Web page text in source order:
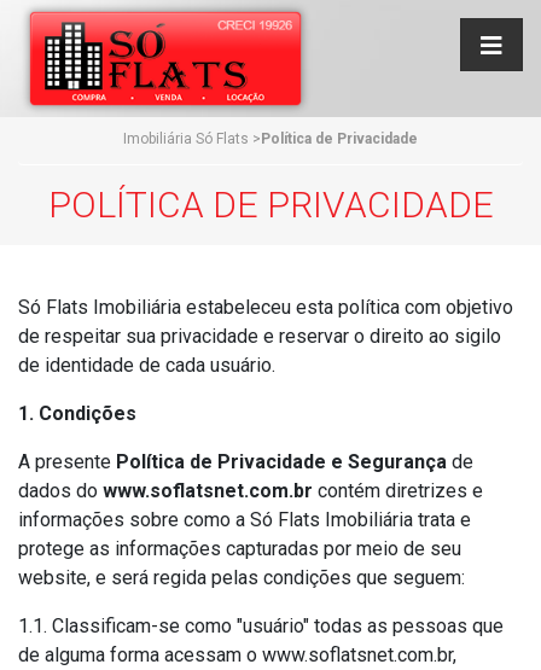
Imobiliária Só Flats >Política de Privacidade
POLÍTICA DE PRIVACIDADE
Só Flats Imobiliária estabeleceu esta política com objetivo
de respeitar sua privacidade e reservar o direito ao sigilo
de identidade de cada usuário.
1. Condições
A presente Política de Privacidade e Segurança de
dados do www.soflatsnet.com.br contém diretrizes e
informações sobre como a Só Flats Imobiliária trata e
protege as informações capturadas por meio de seu
website, e será regida pelas condições que seguem:
1.1. Classificam-se como "usuário" todas as pessoas que
de alguma forma acessam o www.soflatsnet.com.br,